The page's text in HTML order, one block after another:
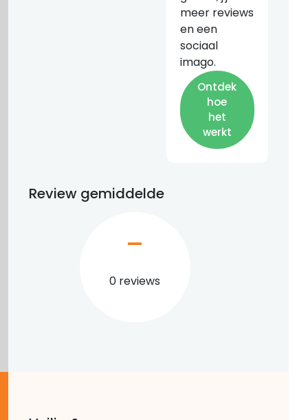
meer reviews
en een
sociaal
imago.
Ontdek
hoe
het
werkt
Review gemiddelde
0 reviews
–